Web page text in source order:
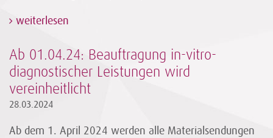
weiterlesen
Ab 01.04.24: Beauftragung in-vitro-
diagnostischer Leistungen wird
vereinheitlicht
28.03.2024
Ab dem 1. April 2024 werden alle Materialsendungen